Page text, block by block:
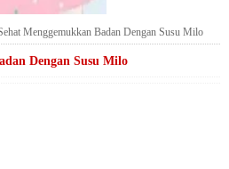
Menggemukkan Badan Dengan Susu Milo
Dengan Susu Milo